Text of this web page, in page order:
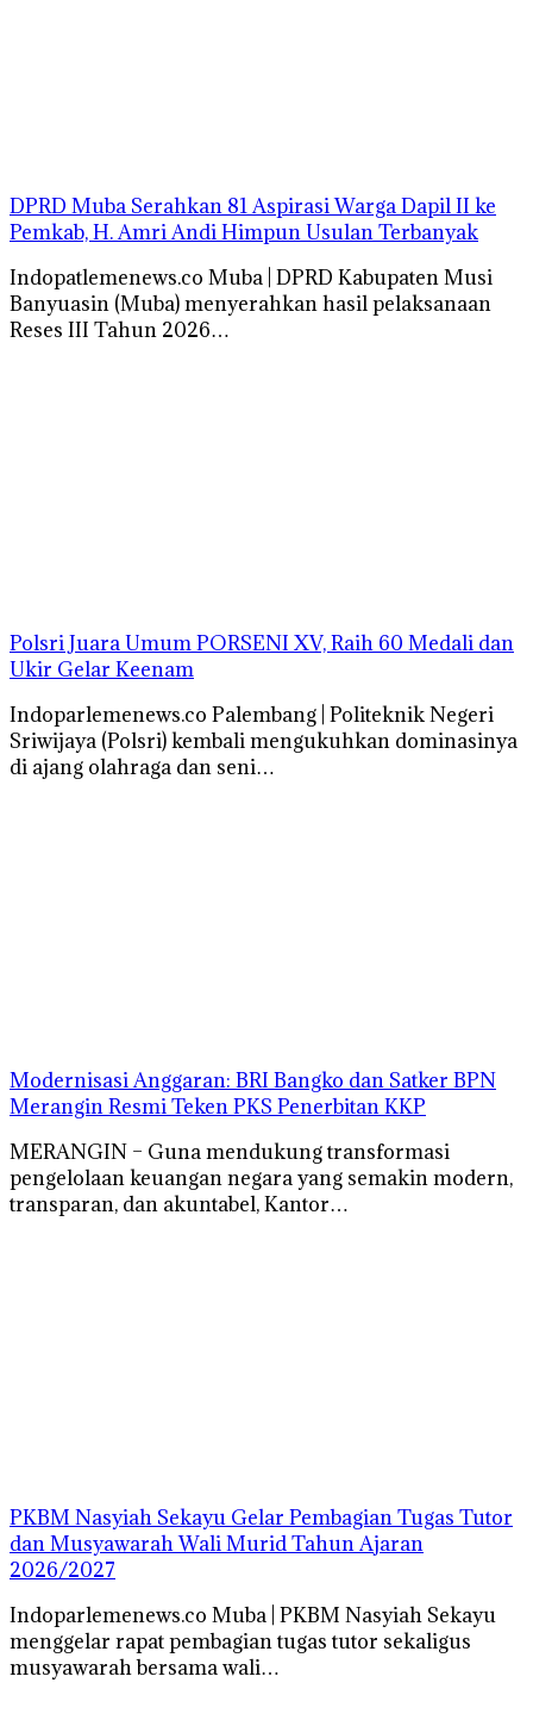
DPRD Muba Serahkan 81 Aspirasi Warga Dapil II ke
Pemkab, H. Amri Andi Himpun Usulan Terbanyak
Indopatlemenews.co Muba | DPRD Kabupaten Musi
Banyuasin (Muba) menyerahkan hasil pelaksanaan
Reses III Tahun 2026…
Polsri Juara Umum PORSENI XV, Raih 60 Medali dan
Ukir Gelar Keenam
Indoparlemenews.co Palembang | Politeknik Negeri
Sriwijaya (Polsri) kembali mengukuhkan dominasinya
di ajang olahraga dan seni…
Modernisasi Anggaran: BRI Bangko dan Satker BPN
Merangin Resmi Teken PKS Penerbitan KKP
MERANGIN – Guna mendukung transformasi
pengelolaan keuangan negara yang semakin modern,
transparan, dan akuntabel, Kantor…
PKBM Nasyiah Sekayu Gelar Pembagian Tugas Tutor
dan Musyawarah Wali Murid Tahun Ajaran
2026/2027
Indoparlemenews.co Muba | PKBM Nasyiah Sekayu
menggelar rapat pembagian tugas tutor sekaligus
musyawarah bersama wali…